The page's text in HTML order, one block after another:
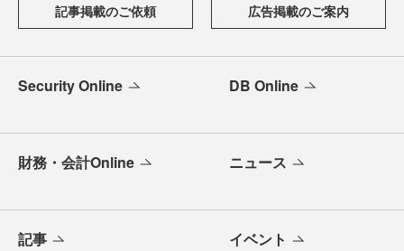
記事掲載のご依頼 広告掲載のご案内
Security Online DB Online
財務・会計Online ニュース
記事 イベント